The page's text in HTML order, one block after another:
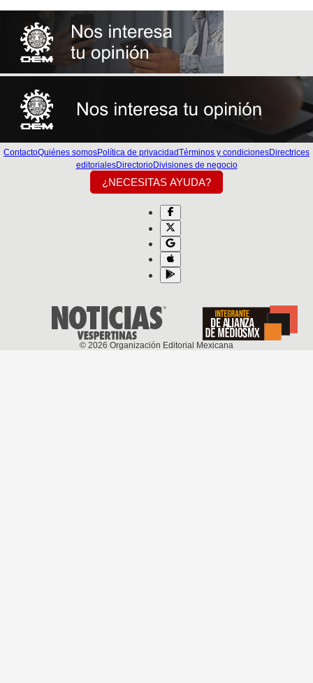
ContactoQuiénes somosPolítica de privacidadTérminos y condicionesDirectrices
editorialesDirectorioDivisiones de negocio
¿NECESITAS AYUDA?
© 2026 Organización Editorial Mexicana